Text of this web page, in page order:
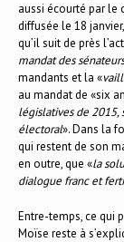
aussi écourté par le
diffusée le 18
qu’il suit de près
mandat des sénateurs
mandants et la «
au mandat de «six
législatives de 2015,
électoral». Dans la
qui restent de son
en outre, que «la
dialogue franc et
Entre-temps, ce qui
Moïse reste à